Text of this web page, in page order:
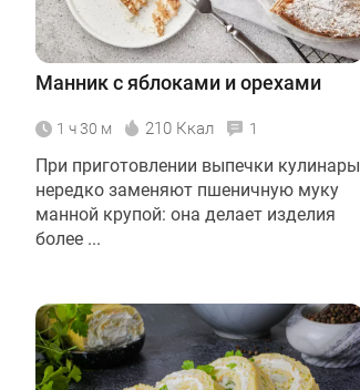
Манник с яблоками и орехами
1 ч 30 м 210 Ккал 1
При приготовлении выпечки кулинары
нередко заменяют пшеничную муку
манной крупой: она делает изделия
более ...